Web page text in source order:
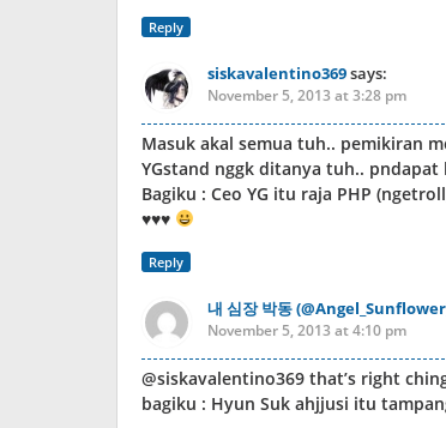
Reply
siskavalentino369says:
November 5, 2013 at 3:28 pm
Masuk akal semua tuh.. pemikiran
YGstand nggk ditanya tuh.. pndapat
Bagiku : Ceo YG itu raja PHP
♥♥♥
Reply
내 심장 박동
November 5, 2013 at 4:10 pm
@siskavalentino369 that’s right
bagiku : Hyun Suk ahjjusi itu